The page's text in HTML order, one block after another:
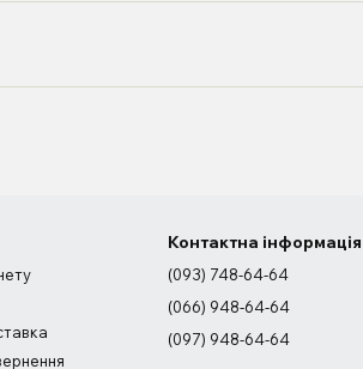
Контактна інформація
(093) 748-64-64
(066) 948-64-64
(097) 948-64-64